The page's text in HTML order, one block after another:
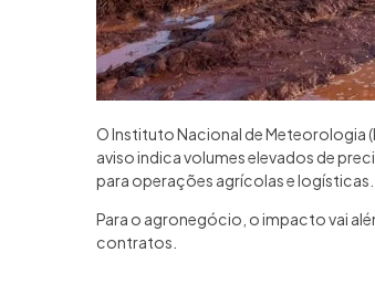
O Instituto Nacional de Meteorologia
aviso indica volumes elevados de
para operações agrícolas e logísticas.
Para o agronegócio, o impacto vai
contratos.